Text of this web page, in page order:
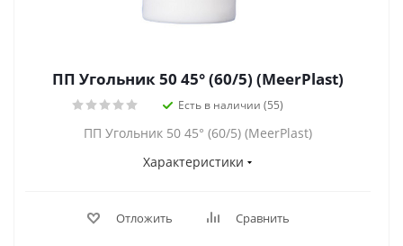
ПП Угольник 50 45° (60/5) (MeerPlast)
Есть в наличии (55)
ПП Угольник 50 45° (60/5) (MeerPlast)
Характеристики
Отложить Сравнить